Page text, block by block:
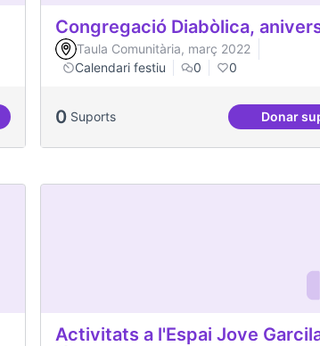
Comunitària
Congregació Diabòlica,
Taula Comunitària, març 2022
Calendari festiu
0 0
0 Suports Donar
Activitats a l'Espai Jove